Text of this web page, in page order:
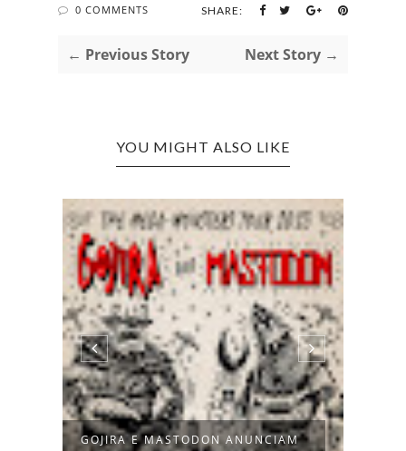
0 COMMENTS SHARE:
← Previous Story Next Story →
YOU MIGHT ALSO LIKE
GOJIRA E MASTODON ANUNCIAM